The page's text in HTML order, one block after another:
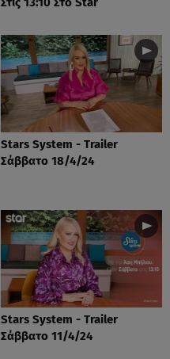
Stars System - Trailer
Σάββατο 18/4/24
Stars System - Trailer
Σάββατο 11/4/24